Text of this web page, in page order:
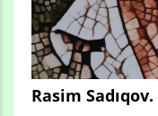
Rasim Sadıqov.